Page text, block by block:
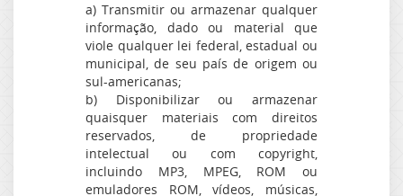
a) Transmitir ou armazenar qualquer
informação, dado ou material que
viole qualquer lei federal, estadual ou
municipal, de seu país de origem ou
sul-americanas;
b) Disponibilizar ou armazenar
quaisquer materiais com direitos
reservados, de propriedade
intelectual ou com copyright,
incluindo MP3, MPEG, ROM ou
emuladores ROM, vídeos, músicas,